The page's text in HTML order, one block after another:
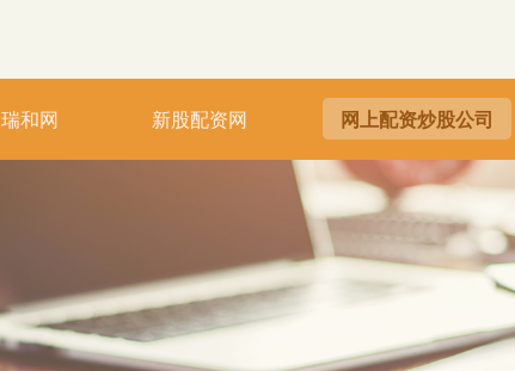
瑞和网 新股配资网 网上配资炒股公司